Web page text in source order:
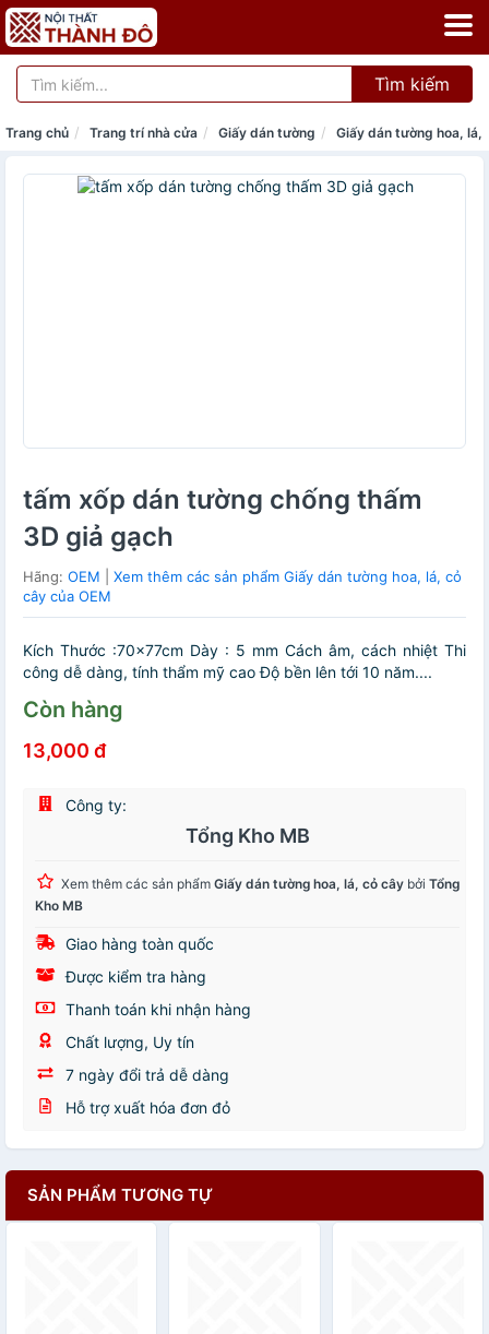
Tìm kiếm
Trang chủ Trang trí nhà cửa Giấy dán tường Giấy dán tường hoa, lá,
tấm xốp dán tường chống thấm
3D giả gạch
Hãng: OEM
Xem thêm các sản phẩm Giấy dán tường hoa, lá, cỏ
cây của OEM
Kích Thước :70x77cm Dày : 5 mm Cách âm, cách nhiệt Thi
công dễ dàng, tính thẩm mỹ cao Độ bền lên tới 10 năm....
Còn hàng
13,000 đ
Công ty:
Tổng Kho MB
Xem thêm các sản phẩm Giấy dán tường hoa, lá, cỏ cây bởi Tổng
Kho MB
Giao hàng toàn quốc
Được kiểm tra hàng
Thanh toán khi nhận hàng
Chất lượng, Uy tín
7 ngày đổi trả dễ dàng
Hỗ trợ xuất hóa đơn đỏ
SẢN PHẨM TƯƠNG TỰ